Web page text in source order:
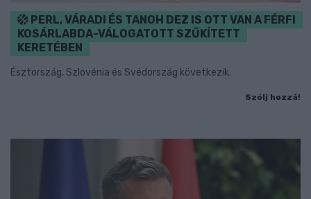
PERL, VÁRADI ÉS TANOH DEZ IS OTT VAN A FÉRFI
KOSÁRLABDA-VÁLOGATOTT SZŰKÍTETT
KERETÉBEN
Észtország, Szlovénia és Svédország következik.
Szólj hozzá!